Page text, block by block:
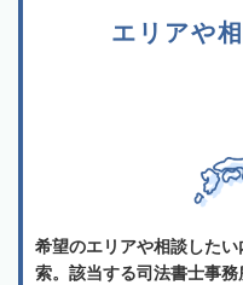
エリアや
希望のエリアや相談した
索。該当する司法書士事